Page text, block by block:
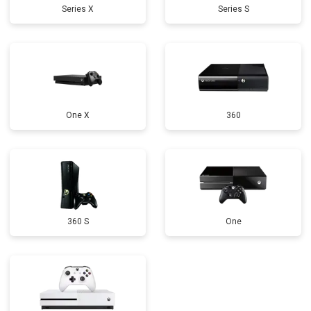
Series X Series S
One X 360
360 S One